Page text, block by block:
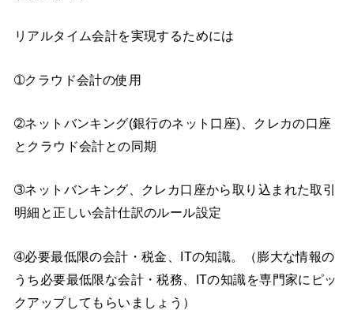
リアルタイム会計を実現するためには
➀クラウド会計の使用
➁ネットバンキング(銀行のネット口座)、クレカの口座
とクラウド会計との同期
➂ネットバンキング、クレカ口座から取り込まれた取引
明細と正しい会計仕訳のルール設定
➃必要最低限の会計・税金、ITの知識。（膨大な情報の
うち必要最低限な会計・税務、ITの知識を専門家にピッ
クアップしてもらいましょう）